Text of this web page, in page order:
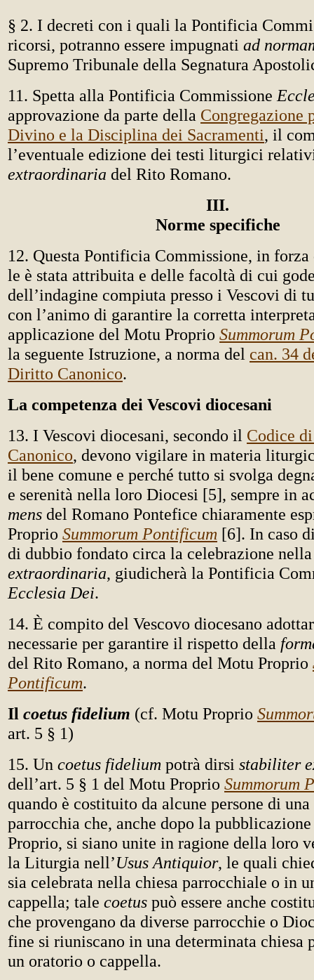
§ 2. I decreti con i quali la Pontificia
ricorsi, potranno essere impugnati ad
Supremo Tribunale della Segnatura
11. Spetta alla Pontificia Commissione
approvazione da parte della Congregazione
Divino e la Disciplina dei Sacramenti, il
l’eventuale edizione dei testi liturgici
extraordinaria del Rito Romano.
III.
Norme specifiche
12. Questa Pontificia Commissione, in
le è stata attribuita e delle facoltà di cui
dell’indagine compiuta presso i Vescovi di
con l’animo di garantire la corretta
applicazione del Motu Proprio Summorum
la seguente Istruzione, a norma del can. 34
Diritto Canonico.
La competenza dei Vescovi diocesani
13. I Vescovi diocesani, secondo il Codice
Canonico, devono vigilare in materia
il bene comune e perché tutto si svolga
e serenità nella loro Diocesi [5], sempre in
mens del Romano Pontefice chiaramente
Proprio Summorum Pontificum [6]. In caso
di dubbio fondato circa la celebrazione
extraordinaria, giudicherà la Pontificia
Ecclesia Dei.
14. È compito del Vescovo diocesano
necessarie per garantire il rispetto della
del Rito Romano, a norma del Motu Proprio
Pontificum.
Il coetus fidelium (cf. Motu Proprio
art. 5 § 1)
15. Un coetus fidelium potrà dirsi stabiliter
dell’art. 5 § 1 del Motu Proprio Summorum
quando è costituito da alcune persone di
parrocchia che, anche dopo la
Proprio, si siano unite in ragione della loro
la Liturgia nell’Usus Antiquior, le quali
sia celebrata nella chiesa parrocchiale o in
cappella; tale coetus può essere anche
che provengano da diverse parrocchie o
fine si riuniscano in una determinata chiesa
un oratorio o cappella.